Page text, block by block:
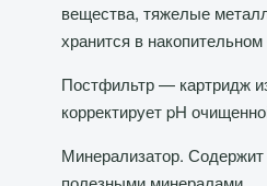
вещества, тяжелые
хранится в накопительном
Постфильтр — картридж
корректирует pH
Минерализатор.